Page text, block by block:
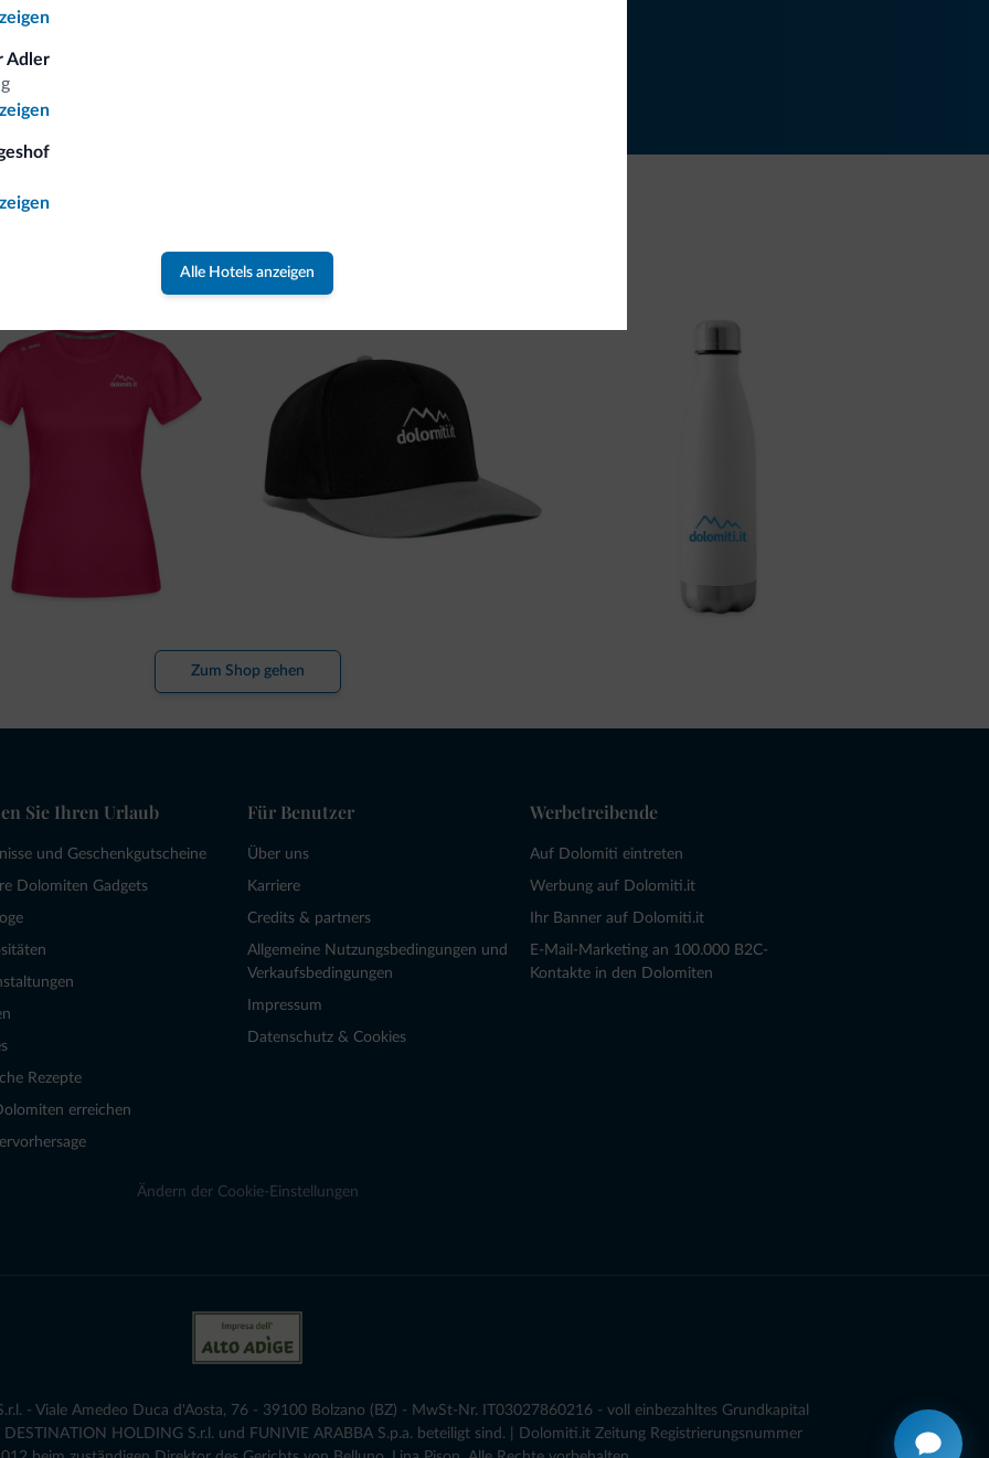
Adler
Alle Hotels anzeigen
Sie die neue Kollektion
von Dolomiti.it ist da!
Zum Shop gehen
Sie Ihren Urlaub
und Geschenkgutscheine
Dolomiten Gadgets
Rezepte
erreichen
Für Benutzer
Über uns
Karriere
Credits & partners
Allgemeine Nutzungsbedingungen und
Verkaufsbedingungen
Impressum
Datenschutz & Cookies
Werbetreibende
Auf Dolomiti eintreten
Werbung auf Dolomiti.it
Ihr Banner auf Dolomiti.it
E-Mail-Marketing an 100.000 B2C-
Kontakte in den Dolomiten
Ändern der Cookie-Einstellungen
- Viale Amedeo Duca d'Aosta, 76 - 39100 Bolzano (BZ) - MwSt-Nr. IT03027860216 - voll einbezahltes Grundkapital
HOLDING S.r.l. und FUNIVIE ARABBA S.p.a. beteiligt sind. | Dolomiti.it Zeitung Registrierungsnummer